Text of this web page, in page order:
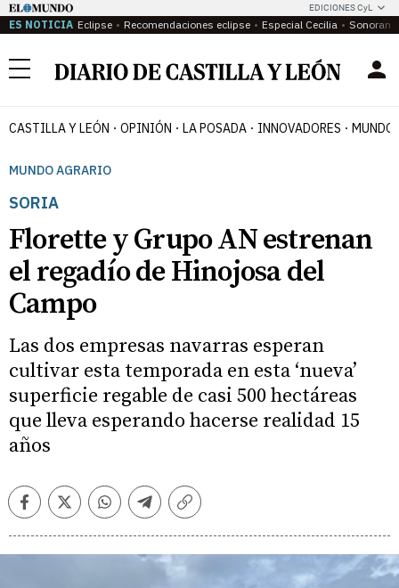
EDICIONES CyL
ES NOTICIA Eclipse Recomendaciones eclipse Especial Cecilia
Menú
CASTILLA Y LEÓN OPINIÓN LA POSADA INNOVADORES MUNDO
MUNDO AGRARIO
SORIA
Florette y Grupo AN estrenan
el regadío de Hinojosa del
Campo
Las dos empresas navarras esperan
cultivar esta temporada en esta ‘nueva’
superficie regable de casi 500 hectáreas
que lleva esperando hacerse realidad 15
años
FacebookTwitterWhatsappTelegramCopiar